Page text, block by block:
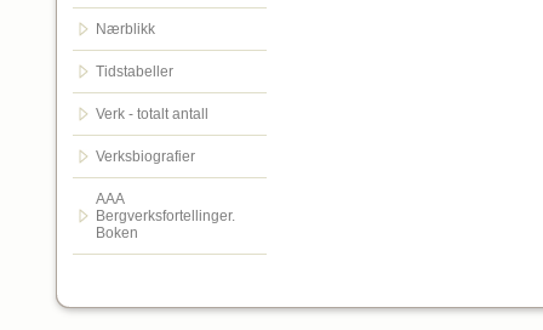
Nærblikk
Tidstabeller
Verk - totalt antall
Verksbiografier
AAA
Bergverksfortellinger.
Boken